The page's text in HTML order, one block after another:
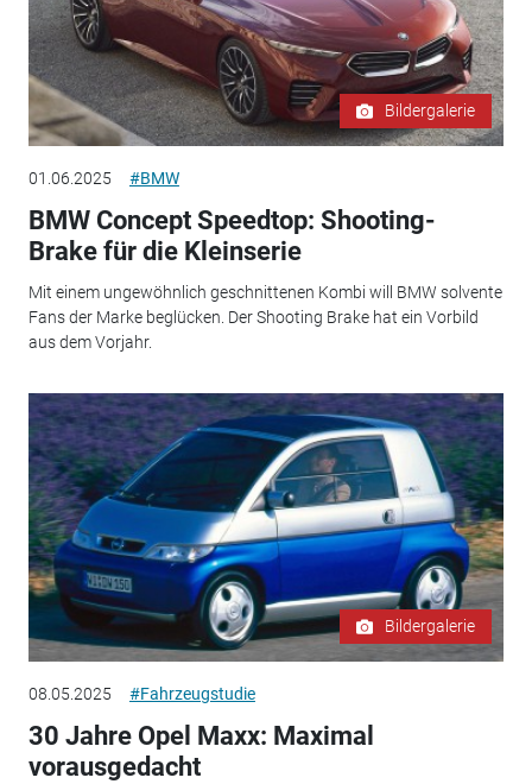
Bildergalerie
01.06.2025 #BMW
BMW Concept Speedtop: Shooting-
Brake für die Kleinserie
Mit einem ungewöhnlich geschnittenen Kombi will BMW solvente
Fans der Marke beglücken. Der Shooting Brake hat ein Vorbild
aus dem Vorjahr.
Bildergalerie
08.05.2025 #Fahrzeugstudie
30 Jahre Opel Maxx: Maximal
vorausgedacht